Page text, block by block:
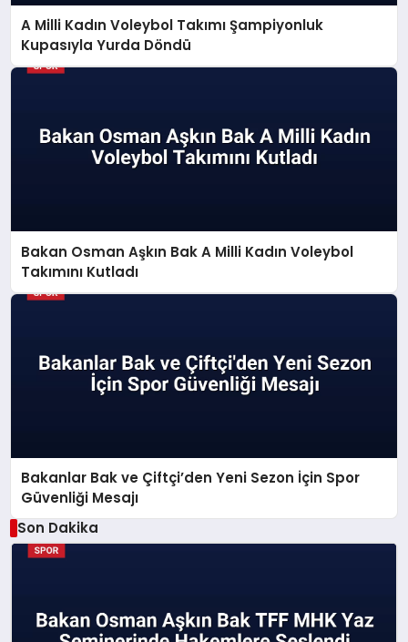
A Milli Kadın Voleybol Takımı Şampiyonluk
Kupasıyla Yurda Döndü
Bakan Osman Aşkın Bak A Milli Kadın Voleybol
Takımını Kutladı
Bakanlar Bak ve Çiftçi’den Yeni Sezon İçin Spor
Güvenliği Mesajı
Son Dakika